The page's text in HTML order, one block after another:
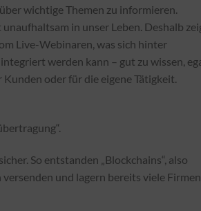
wichtige Themen zu informieren.
in unser Leben. Deshalb
Live-Webinaren, was sich hinter
werden kann – gut zu wissen,
oder für die eigene Tätigkeit.
So entstanden „Blockchains“, also
und lagern bereits viele Firmen